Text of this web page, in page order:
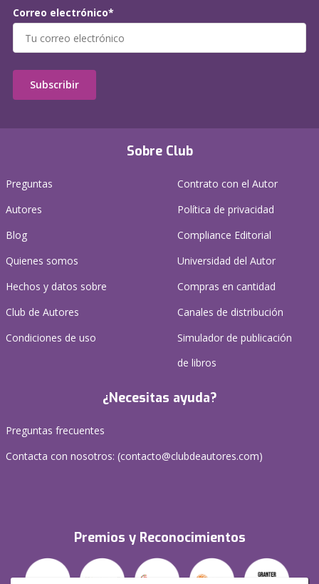
Sobre Club
Preguntas
Autores
Blog
Quienes somos
Hechos y datos sobre
Club de Autores
Condiciones de uso
Contrato con el Autor
Política de privacidad
Compliance Editorial
Universidad del Autor
Compras en cantidad
Canales de distribución
Simulador de publicación
de libros
¿Necesitas ayuda?
Preguntas frecuentes
Contacta con nosotros: (contacto@clubdeautores.com)
Premios y Reconocimientos
Correo electrónico*
Subscribir